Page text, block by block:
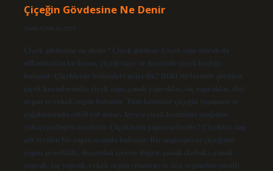
Çiçeğin Gövdesine Ne Denir
Tarih: Eylül 26, 2024
Çiçek gövdesine ne denir? Çiçek gövdesi: Çiçek sapı olarak da
adlandırılan bu kısım, çiçeği taşır ve üzerinde çiçek başlığı
bulunur. Çiçeklerin bölümleri nelerdir? Bitki türlerinde görülen
çiçek kısımlarında; çiçek sapı, çanak yapraklar, taç yapraklar, dişi
organ ve erkek organ bulunur. Tüm kısımlar çiçeğin yaşaması ve
çoğalmasında etkili rol oynar. Ayrıca çiçek kısımları aşağıdan
yukarıya doğru incelenir. Çiçeklerin yapısı nelerdir? Çiçekler, sap
adı verilen bir sapın ucunda bulunur. Bir angiosperm çiçeğinin
yapısı genellikle, dışarıdan içeriye doğru, çanak (kabuk), çanak
yaprak, taç yaprak, erkek organ (stamen) ve dişi organdan (pistil)